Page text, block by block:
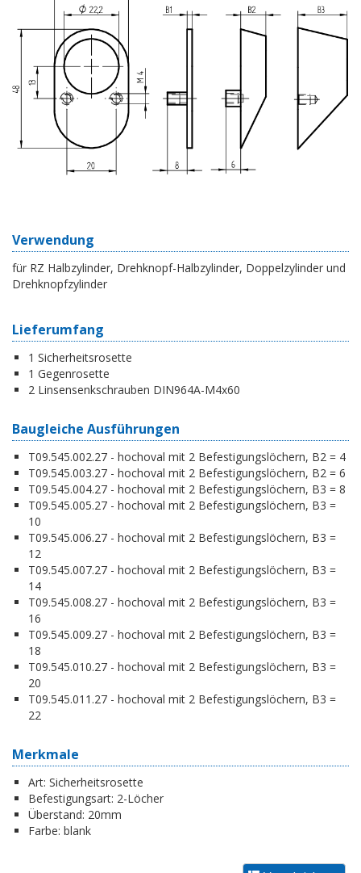
Verwendung
für RZ Halbzylinder, Drehknopf-Halbzylinder, Doppelzylinder und
Drehknopfzylinder
Lieferumfang
1 Sicherheitsrosette
1 Gegenrosette
2 Linsensenkschrauben DIN964A-M4x60
Baugleiche Ausführungen
T09.545.002.27 - hochoval mit 2 Befestigungslöchern, B2 = 4
T09.545.003.27 - hochoval mit 2 Befestigungslöchern, B2 = 6
T09.545.004.27 - hochoval mit 2 Befestigungslöchern, B3 = 8
T09.545.005.27 - hochoval mit 2 Befestigungslöchern, B3 =
10
T09.545.006.27 - hochoval mit 2 Befestigungslöchern, B3 =
12
T09.545.007.27 - hochoval mit 2 Befestigungslöchern, B3 =
14
T09.545.008.27 - hochoval mit 2 Befestigungslöchern, B3 =
16
T09.545.009.27 - hochoval mit 2 Befestigungslöchern, B3 =
18
T09.545.010.27 - hochoval mit 2 Befestigungslöchern, B3 =
20
T09.545.011.27 - hochoval mit 2 Befestigungslöchern, B3 =
22
Merkmale
Art: Sicherheitsrosette
Befestigungsart: 2-Löcher
Überstand: 20mm
Farbe: blank